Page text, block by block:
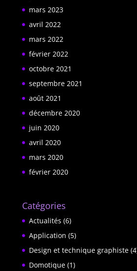
mars 2023
avril 2022
mars 2022
février 2022
octobre 2021
septembre 2021
août 2021
décembre 2020
juin 2020
avril 2020
mars 2020
février 2020
Catégories
Actualités (6)
Application (5)
Design et technique graphiste
Domotique(1)